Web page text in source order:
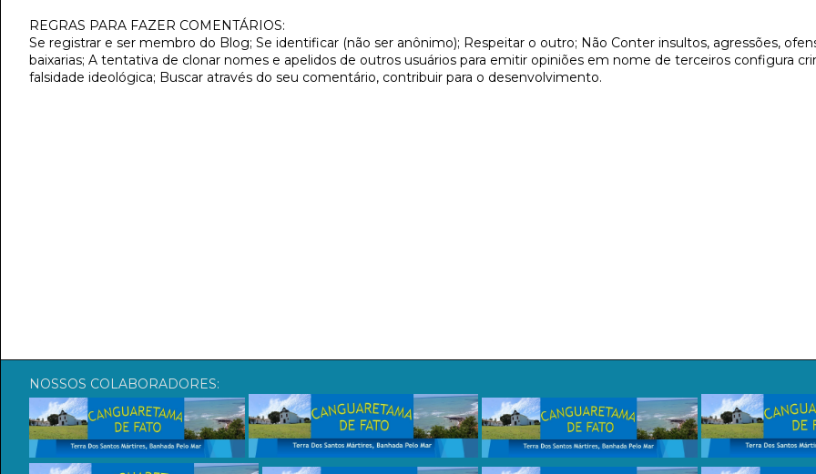
REGRAS PARA FAZER COMENTÁRIOS:
Se registrar e ser membro do Blog; Se identificar (não ser anônimo); Respeitar o outro; Não Conter insultos, agressões,
baixarias; A tentativa de clonar nomes e apelidos de outros usuários para emitir opiniões em nome de terceiros configura
falsidade ideológica; Buscar através do seu comentário, contribuir para o desenvolvimento.
NOSSOS COLABORADORES: